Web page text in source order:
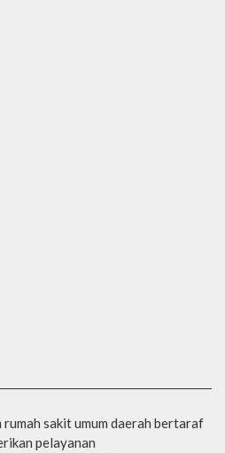
sakit umum daerah bertaraf
pelayanan